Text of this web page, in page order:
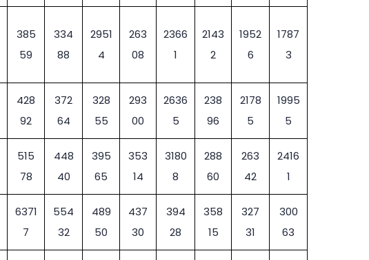
385
59
334
88
2951
4
263
08
2366
1
2143
2
1952
6
1787
3
428
92
372
64
328
55
293
00
2636
5
238
96
2178
5
1995
5
515
78
448
40
395
65
353
14
3180
8
288
60
263
42
2416
1
6371
7
554
32
489
50
437
30
394
28
358
15
327
31
300
63